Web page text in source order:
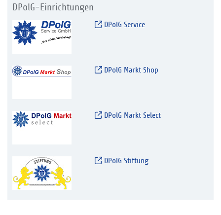
DPolG-Einrichtungen
DPolG Service
DPolG Markt Shop
DPolG Markt Select
DPolG Stiftung